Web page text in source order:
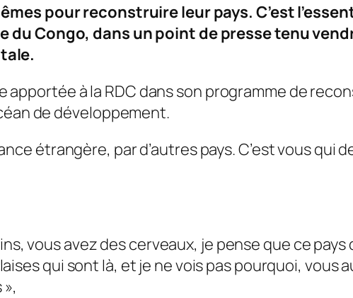
pour reconstruire leur pays. C’est
du Congo, dans un point de presse tenu
apportée à la RDC dans son programme de
de développement.
étrangère, par d’autres pays. C’est vous qui
vous avez des cerveaux, je pense que ce
qui sont là, et je ne vois pas pourquoi, vous
»,